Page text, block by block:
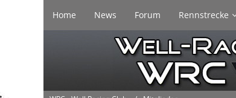
Home News Forum Rennstrecke